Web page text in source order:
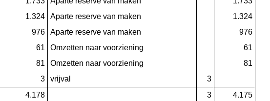
1.324 Aparte reserve van maken
1.324
976 Aparte reserve van maken
976
61 Omzetten naar voorziening
61
81 Omzetten naar voorziening
81
3 vrijval
3
4.178 3 4.175